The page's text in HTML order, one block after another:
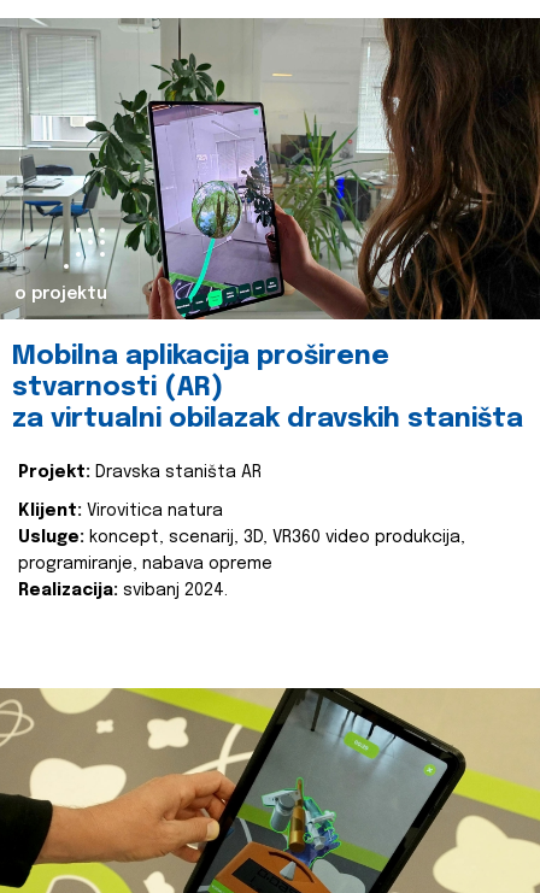
o projektu
Mobilna aplikacija proširene
stvarnosti (AR)
za virtualni obilazak dravskih staništa
Projekt: Dravska staništa AR
Klijent: Virovitica natura
Usluge: koncept, scenarij, 3D, VR360 video produkcija,
programiranje, nabava opreme
Realizacija: svibanj 2024.